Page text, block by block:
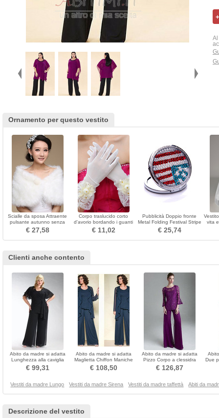
Al
Ornamento per questo vestito
Scialle da sposa Attraente
pulsante autunno senza
maniche
€ 27,58
Corpo traslucido corto
d'avorio bordando i guanti
di nozze
€ 11,02
Pubblicità Doppio fronte
Metal Folding Festival Stripe
Piccolo Specchio
€ 25,74
vita
Clienti anche contento
Abito da madre si adatta
Lunghezza alla caviglia
Formale Piazza
€ 99,31
Abito da madre si adatta
Maglietta Chiffon Maniche
lunghe Tuta
€ 108,50
Abito da madre si adatta
Pizzo Corpo a clessidra
Tuta Pizzo Delicato
€ 126,87
Due
Vestiti da madre Lungo Vestiti da madre Sirena Vestiti da madre taffettà Abiti da
Descrizione del vestito